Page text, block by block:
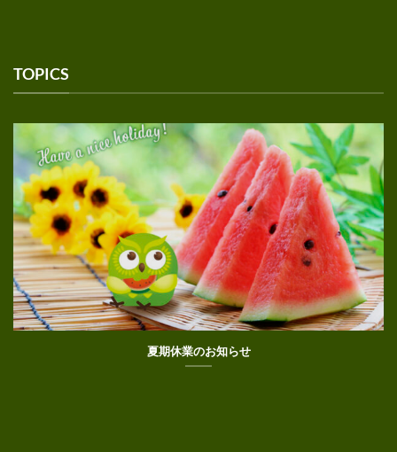
TOPICS
夏期休業のお知らせ